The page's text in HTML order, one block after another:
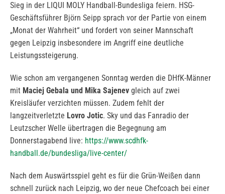
Sieg in der LIQUI MOLY Handball-Bundesliga feiern. HSG-
Geschäftsführer Björn Seipp sprach vor der Partie von einem
„Monat der Wahrheit“ und fordert von seiner Mannschaft
gegen Leipzig insbesondere im Angriff eine deutliche
Leistungssteigerung.
Wie schon am vergangenen Sonntag werden die DHfK-Männer
mit Maciej Gebala und Mika Sajenev gleich auf zwei
Kreisläufer verzichten müssen. Zudem fehlt der
langzeitverletzte Lovro Jotic. Sky und das Fanradio der
Leutzscher Welle übertragen die Begegnung am
Donnerstagabend live: https://www.scdhfk-
handball.de/bundesliga/live-center/
Nach dem Auswärtsspiel geht es für die Grün-Weißen dann
schnell zurück nach Leipzig, wo der neue Chefcoach bei einer